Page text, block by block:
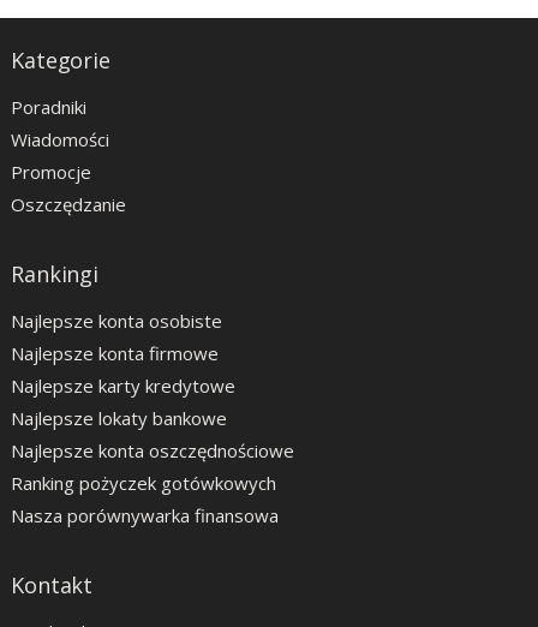
Kategorie
Poradniki
Wiadomości
Promocje
Oszczędzanie
Rankingi
Najlepsze konta osobiste
Najlepsze konta firmowe
Najlepsze karty kredytowe
Najlepsze lokaty bankowe
Najlepsze konta oszczędnościowe
Ranking pożyczek gotówkowych
Nasza porównywarka finansowa
Kontakt